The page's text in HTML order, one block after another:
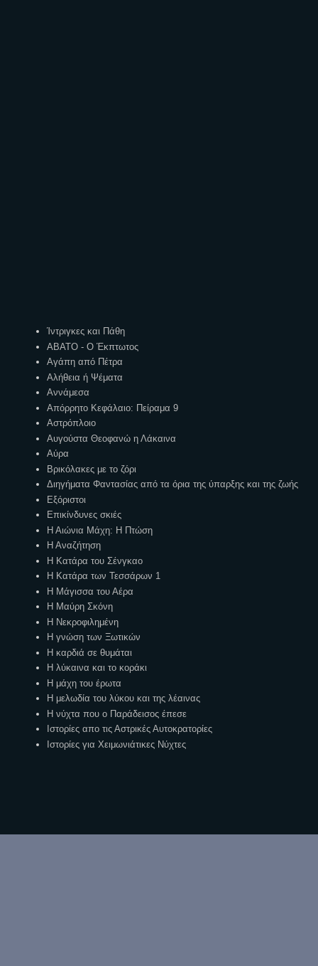
Ίντριγκες και Πάθη
ΑΒΑΤΟ - Ο Έκπτωτος
Αγάπη από Πέτρα
Αλήθεια ή Ψέματα
Αννάμεσα
Απόρρητο Κεφάλαιο: Πείραμα 9
Αστρόπλοιο
Αυγούστα Θεοφανώ η Λάκαινα
Αύρα
Βρικόλακες με το ζόρι
Διηγήματα Φαντασίας από τα όρια της ύπαρξης και της ζωής
Εξόριστοι
Επικίνδυνες σκιές
Η Αιώνια Μάχη: Η Πτώση
Η Αναζήτηση
Η Κατάρα του Σένγκαο
Η Κατάρα των Τεσσάρων 1
Η Μάγισσα του Αέρα
Η Μαύρη Σκόνη
Η Νεκροφιλημένη
Η γνώση των Ξωτικών
Η καρδιά σε θυμάται
Η λύκαινα και το κοράκι
Η μάχη του έρωτα
Η μελωδία του λύκου και της λέαινας
Η νύχτα που ο Παράδεισος έπεσε
Ιστορίες απο τις Αστρικές Αυτοκρατορίες
Ιστορίες για Χειμωνιάτικες Νύχτες